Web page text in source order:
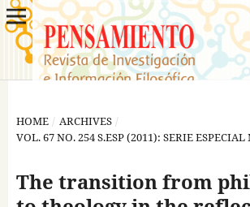
HOME / ARCHIVES /
VOL. 67 NO. 254 S.ESP (2011): SERIE ESPECIAL
The transition from